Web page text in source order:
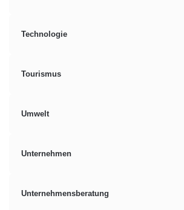
Technologie
Tourismus
Umwelt
Unternehmen
Unternehmensberatung